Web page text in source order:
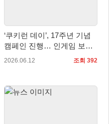
‘쿠키런 데이’, 17주년 기념
캠페인 진행… 인게임 보상
과 경품 이벤트 제공
2026.06.12 조회 392